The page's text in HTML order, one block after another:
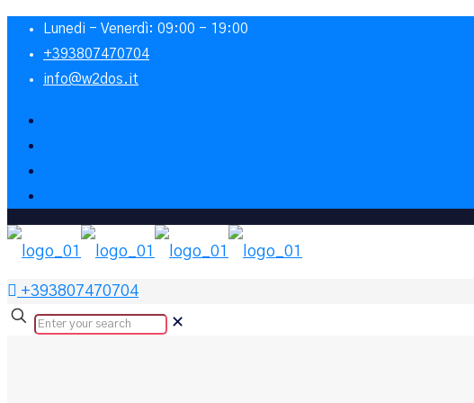
Lunedi - Venerdì: 09:00 - 19:00
+393807470704
info@w2dos.it
+393807470704
✕